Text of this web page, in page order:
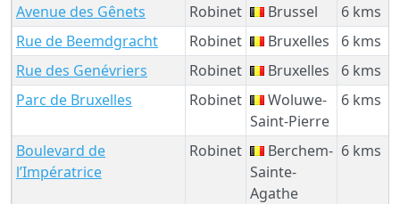
Avenue des Gênets
Robinet Brussel
6 kms
Rue de Beemdgracht
Robinet Bruxelles
6 kms
Rue des Genévriers
Robinet Bruxelles
6 kms
Parc de Bruxelles
Robinet
Woluwe-
Saint-Pierre
6 kms
Boulevard de
l’Impératrice
Robinet
Berchem-
Sainte-
Agathe
6 kms